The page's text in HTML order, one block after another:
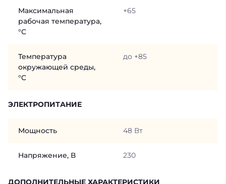
Максимальная
рабочая температура,
°C
+65
Температура
окружающей среды,
°C
до +85
ЭЛЕКТРОПИТАНИЕ
Мощность 48 Вт
Напряжение, В 230
ДОПОЛНИТЕЛЬНЫЕ ХАРАКТЕРИСТИКИ